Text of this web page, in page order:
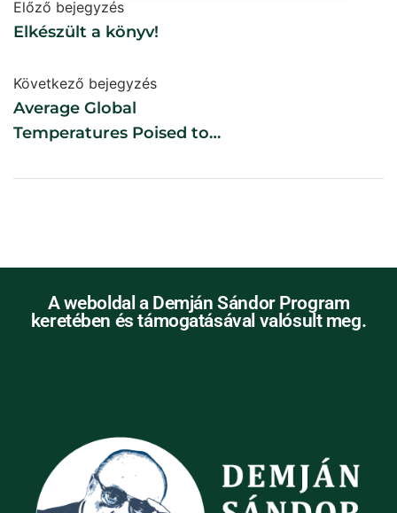
Előző bejegyzés
Elkészült a könyv!
Következő bejegyzés
Average Global
Temperatures Poised to
Read more: Average Global
Architecture, Green
Building
A weboldal a Demján Sándor Program
keretében és támogatásával valósult meg.